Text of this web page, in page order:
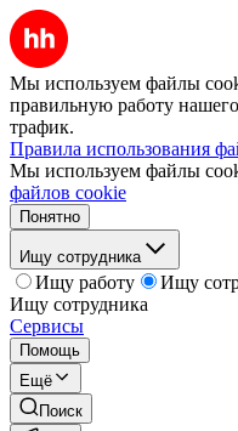
Мы используем файлы
правильную работу
трафик.
Правила использования
Мы используем файлы
файлов cookie
Понятно
Ищу сотрудника
Ищу работу
Ищу
Ищу сотрудника
Сервисы
Помощь
Ещё
Поиск